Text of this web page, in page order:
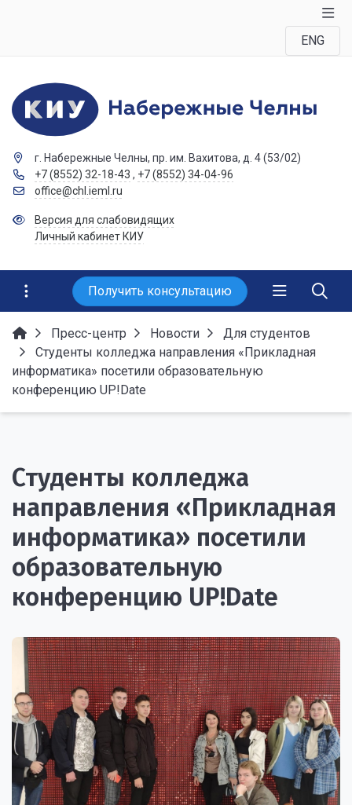
ENG
г. Набережные Челны, пр. им. Вахитова, д. 4 (53/02)
+7 (8552) 32-18-43 , +7 (8552) 34-04-96
office@chl.ieml.ru
Версия для слабовидящих
Личный кабинет КИУ
Получить консультацию
Пресс-центр Новости
Для студентов
Студенты колледжа направления «Прикладная
информатика» посетили образовательную
конференцию UP!Date
Студенты колледжа
направления «Прикладная
информатика» посетили
образовательную
конференцию UP!Date